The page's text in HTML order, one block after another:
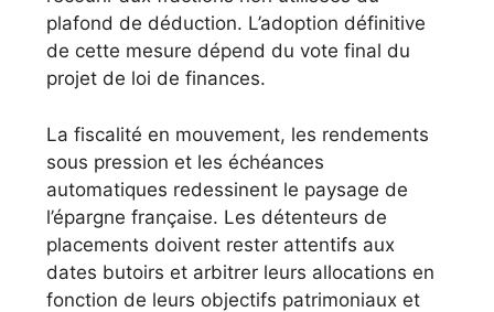
plafond de déduction. L’adoption définitive
de cette mesure dépend du vote final du
projet de loi de finances.
La fiscalité en mouvement, les rendements
sous pression et les échéances
automatiques redessinent le paysage de
l’épargne française. Les détenteurs de
placements doivent rester attentifs aux
dates butoirs et arbitrer leurs allocations en
fonction de leurs objectifs patrimoniaux et